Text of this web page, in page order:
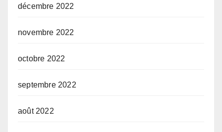
décembre 2022
novembre 2022
octobre 2022
septembre 2022
août 2022